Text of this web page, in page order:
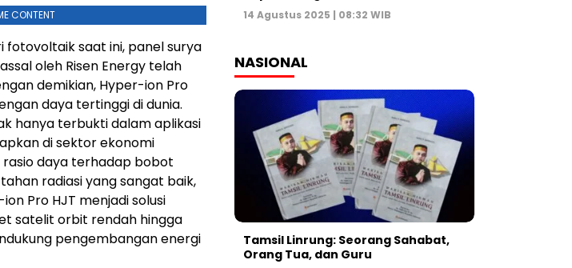
CONTENT
saat ini, panel surya
oleh Risen Energy telah
demikian, Hyper-ion Pro
daya tertinggi di dunia.
hanya terbukti dalam aplikasi
di sektor ekonomi
rasio daya terhadap bobot
radiasi yang sangat baik,
Pro HJT menjadi solusi
satelit orbit rendah hingga
pengembangan energi
14 Agustus 2025 | 08:32 WIB
NASIONAL
Tamsil Linrung: Seorang Sahabat,
Orang Tua, dan Guru